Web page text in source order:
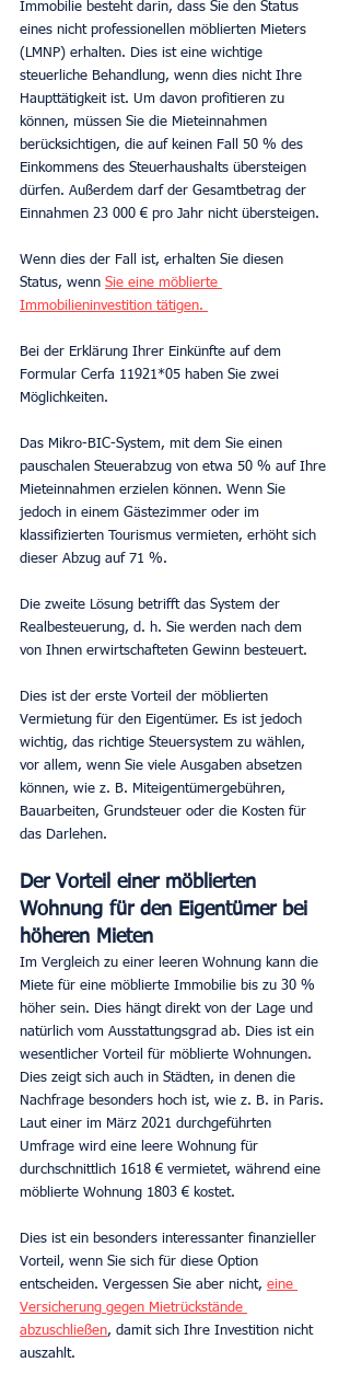
Immobilie besteht darin, dass Sie den Status
eines nicht professionellen möblierten Mieters
(LMNP) erhalten. Dies ist eine wichtige
steuerliche Behandlung, wenn dies nicht Ihre
Haupttätigkeit ist. Um davon profitieren zu
können, müssen Sie die Mieteinnahmen
berücksichtigen, die auf keinen Fall 50 % des
Einkommens des Steuerhaushalts übersteigen
dürfen. Außerdem darf der Gesamtbetrag der
Einnahmen 23 000 € pro Jahr nicht übersteigen.
Wenn dies der Fall ist, erhalten Sie diesen
Status, wenn Sie eine möblierte
Immobilieninvestition tätigen.
Bei der Erklärung Ihrer Einkünfte auf dem
Formular Cerfa 11921*05 haben Sie zwei
Möglichkeiten.
Das Mikro-BIC-System, mit dem Sie einen
pauschalen Steuerabzug von etwa 50 % auf Ihre
Mieteinnahmen erzielen können. Wenn Sie
jedoch in einem Gästezimmer oder im
klassifizierten Tourismus vermieten, erhöht sich
dieser Abzug auf 71 %.
Die zweite Lösung betrifft das System der
Realbesteuerung, d. h. Sie werden nach dem
von Ihnen erwirtschafteten Gewinn besteuert.
Dies ist der erste Vorteil der möblierten
Vermietung für den Eigentümer. Es ist jedoch
wichtig, das richtige Steuersystem zu wählen,
vor allem, wenn Sie viele Ausgaben absetzen
können, wie z. B. Miteigentümergebühren,
Bauarbeiten, Grundsteuer oder die Kosten für
das Darlehen.
Der Vorteil einer möblierten
Wohnung für den Eigentümer bei
höheren Mieten
Im Vergleich zu einer leeren Wohnung kann die
Miete für eine möblierte Immobilie bis zu 30 %
höher sein. Dies hängt direkt von der Lage und
natürlich vom Ausstattungsgrad ab. Dies ist ein
wesentlicher Vorteil für möblierte Wohnungen.
Dies zeigt sich auch in Städten, in denen die
Nachfrage besonders hoch ist, wie z. B. in Paris.
Laut einer im März 2021 durchgeführten
Umfrage wird eine leere Wohnung für
durchschnittlich 1618 € vermietet, während eine
möblierte Wohnung 1803 € kostet.
Dies ist ein besonders interessanter finanzieller
Vorteil, wenn Sie sich für diese Option
entscheiden. Vergessen Sie aber nicht, eine
Versicherung gegen Mietrückstände
abzuschließen, damit sich Ihre Investition nicht
auszahlt.